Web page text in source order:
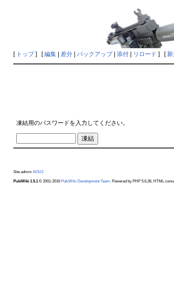
[ トップ] [編集| 差分| バックアップ| 添付| リロード ] [
凍結用のパスワードを入力してください。
Site admin: KOU2
PukiWiki 1.5.1© 2001-2016 PukiWiki Development Team. Powered by PHP 5.6.36. HTML